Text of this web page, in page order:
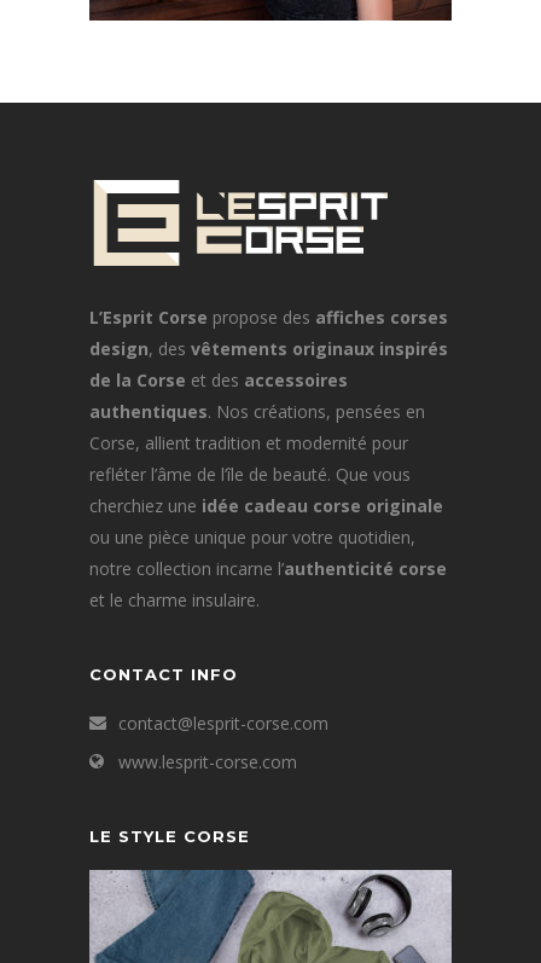
L’Esprit Corse propose des affiches corses
design, des vêtements originaux inspirés
de la Corse et des accessoires
authentiques. Nos créations, pensées en
Corse, allient tradition et modernité pour
refléter l’âme de l’île de beauté. Que vous
cherchiez une idée cadeau corse originale
ou une pièce unique pour votre quotidien,
notre collection incarne l’authenticité corse
et le charme insulaire.
CONTACT INFO
contact@lesprit-corse.com
www.lesprit-corse.com
LE STYLE CORSE